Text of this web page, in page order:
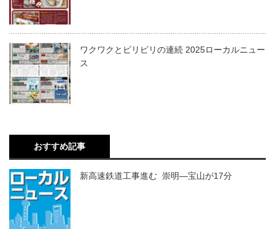
ワクワクとピリピリの連続 2025ローカルニュー
ス
おすすめ記事
新高速鉄道工事進む 崇明―宝山が17分